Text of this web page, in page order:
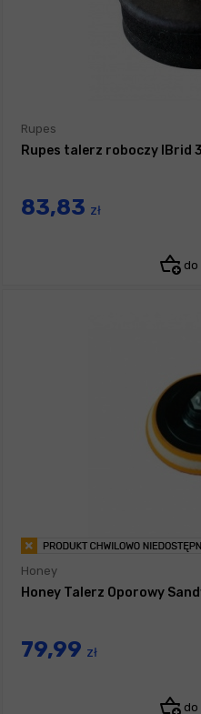
Rupes
Rupes talerz roboczy IBrid
83,83 zł
do
Honey
Honey Talerz Oporowy
79,99 zł
do